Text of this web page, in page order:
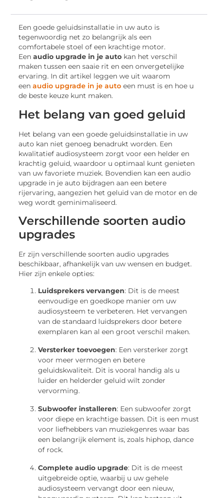
Een goede geluidsinstallatie in uw auto is
tegenwoordig net zo belangrijk als een
comfortabele stoel of een krachtige motor.
Eenaudio upgrade in je auto kan het verschil
maken tussen een saaie rit en een onvergetelijke
ervaring. In dit artikel leggen we uit waarom
eenaudio upgrade in je auto een must is en hoe u
de beste keuze kunt maken.
Het belang van goed geluid
Het belang van een goede geluidsinstallatie in uw
auto kan niet genoeg benadrukt worden. Een
kwalitatief audiosysteem zorgt voor een helder en
krachtig geluid, waardoor u optimaal kunt genieten
van uw favoriete muziek. Bovendien kan een audio
upgrade in je auto bijdragen aan een betere
rijervaring, aangezien het geluid van de motor en de
weg wordt geminimaliseerd.
Verschillende soorten audio
upgrades
Er zijn verschillende soorten audio upgrades
beschikbaar, afhankelijk van uw wensen en budget.
Hier zijn enkele opties:
Luidsprekers vervangen: Dit is de meest
eenvoudige en goedkope manier om uw
audiosysteem te verbeteren. Het vervangen
van de standaard luidsprekers door betere
exemplaren kan al een groot verschil maken.
Versterker toevoegen: Een versterker zorgt
voor meer vermogen en betere
geluidskwaliteit. Dit is vooral handig als u
luider en helderder geluid wilt zonder
vervorming.
Subwoofer installeren: Een subwoofer zorgt
voor diepe en krachtige bassen. Dit is een must
voor liefhebbers van muziekgenres waar bas
een belangrijk element is, zoals hiphop, dance
of rock.
Complete audio upgrade: Dit is de meest
uitgebreide optie, waarbij u uw gehele
audiosysteem vervangt door een nieuw,